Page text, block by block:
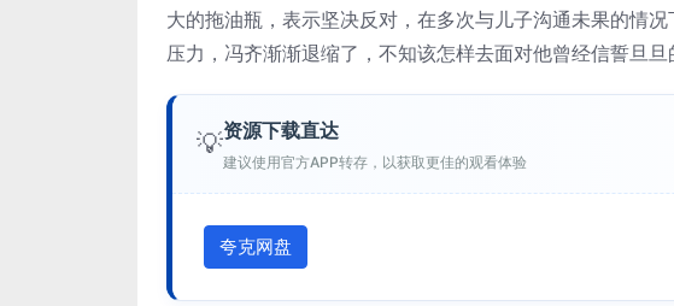
大的拖油瓶，表示坚决反对，在多次与儿子沟通未果的情
压力，冯齐渐渐退缩了，不知该怎样去面对他曾经信誓旦
💡资源下载直达
建议使用官方APP转存，以获取更佳的观看体验
夸克网盘